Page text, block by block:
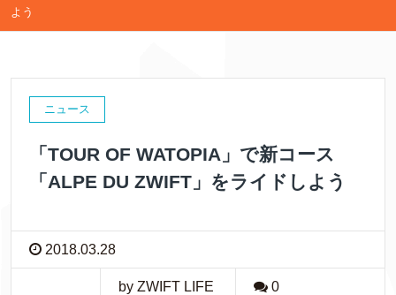
よう
ニュース
「TOUR OF WATOPIA」で新コース
「ALPE DU ZWIFT」をライドしよう
2018.03.28
by ZWIFT LIFE 0